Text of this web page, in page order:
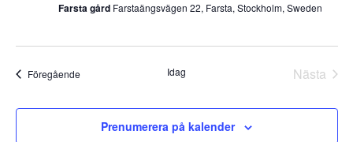
Farsta gård Farstaängsvägen 22, Farsta, Stockholm, Sweden
FöregåendeEvenemang Idag
Nästa
Prenumerera på kalender